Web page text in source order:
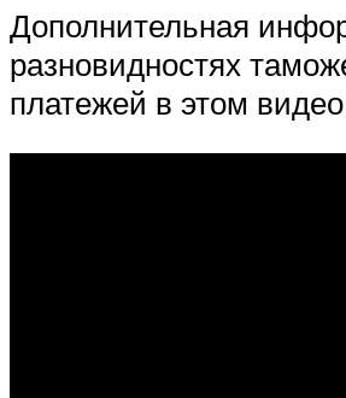
Дополнительная
разновидностях
платежей в этом